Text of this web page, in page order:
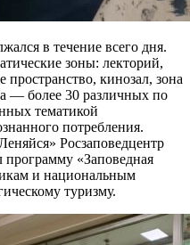
в течение всего дня.
зоны: лекторий,
пространство, кинозал, зона
— более 30 различных по
тематикой
потребления.
Росзаповедцентр
«Заповедная
и национальным
туризму.